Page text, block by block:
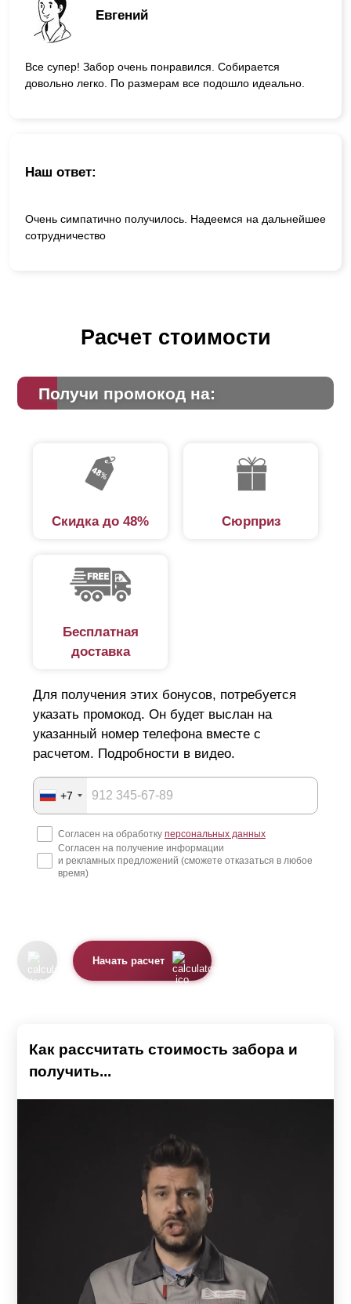
Евгений
Все супер! Забор очень понравился. Собирается
довольно легко. По размерам все подошло идеально.
Наш ответ:
Очень симпатично получилось. Надеемся на дальнейшее
сотрудничество
Расчет стоимости
Получи промокод на:
Скидка до 48% Сюрприз
Бесплатная
доставка
Для получения этих бонусов, потребуется
указать промокод. Он будет выслан на
указанный номер телефона вместе с
расчетом. Подробности в видео.
+7
Согласен на обработку персональных данных
Согласен на получение информации
и рекламных предложений (сможете отказаться в любое
время)
Начать расчет
Как рассчитать стоимость забора и
получить...